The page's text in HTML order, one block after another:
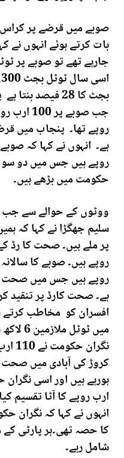
صوبے میں قرضے پر
بات کرتے ہوئے انہوں
بجٹ کا 28 فیصد
روپے ہیں جس میں دو
حکومت میں بڑھے ہیں۔
ووٹوں کے حوالے سے جب
سلیم جھگڑا نے کہا کہ
روپے ہیں۔ صوبے کا
ہے۔ صحت کارڈ پر تنقید
افسران کو مخاطب کرتے
میں
کروڑ کی آبادی میں
ارب روپے کا آٹا تقسیم
انہوں نے کہا کہ نگران
کا حصہ تھی۔ہر پارٹی
شامل رہے۔